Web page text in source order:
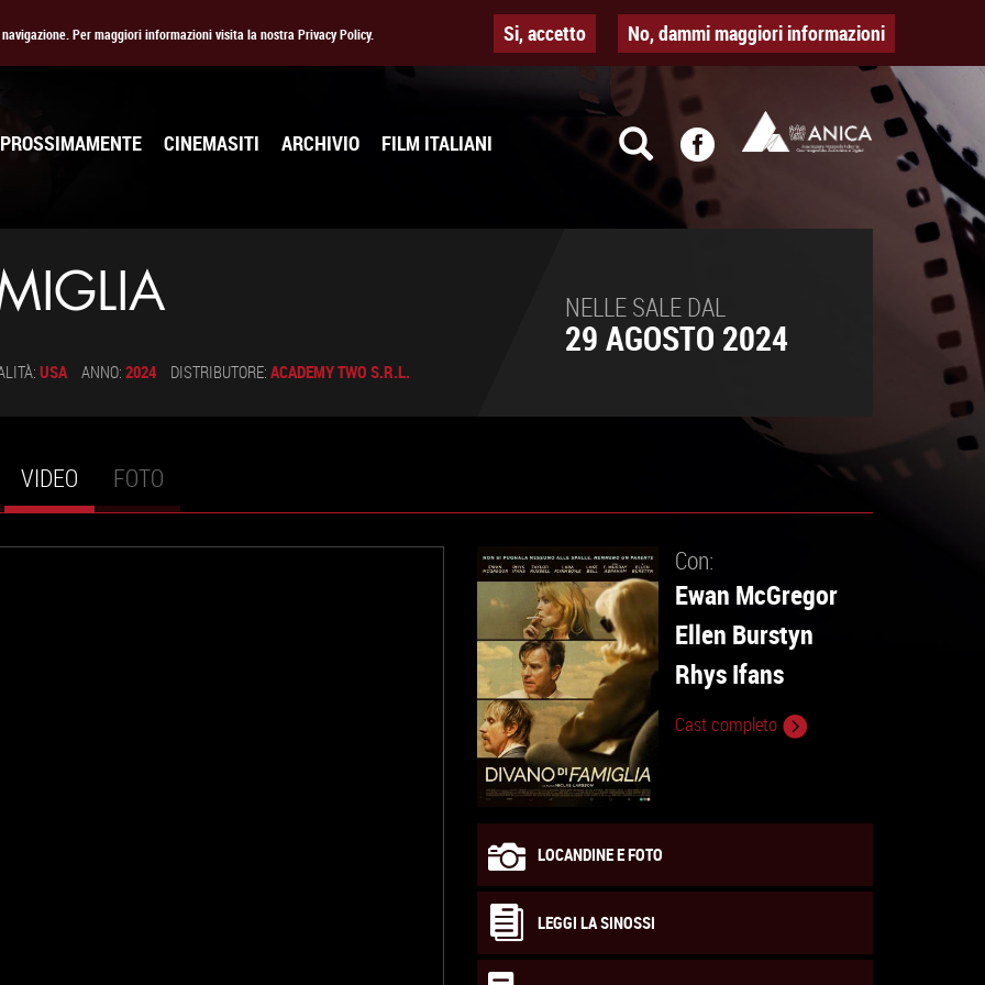
Per maggiori informazioni visita la nostra Privacy Policy. Si, accetto No, dammi maggiori informazioni
PROSSIMAMENTE CINEMASITI ARCHIVIO FILM ITALIANI
USA ANNO: 2024 DISTRIBUTORE: ACADEMY TWO S.R.L.
NELLE SALE DAL
29 AGOSTO 2024
VIDEO (SCHEDA
ATTIVA)
FOTO
Con:
Ewan McGregor
Ellen Burstyn
Rhys Ifans
Cast completo
LOCANDINE E FOTO
LEGGI LA SINOSSI